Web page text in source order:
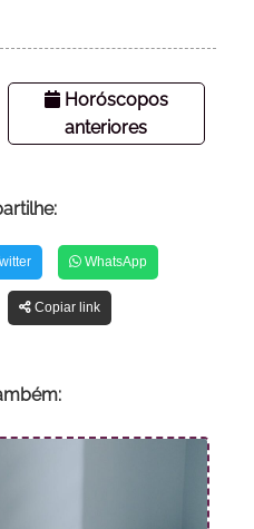
Horóscopos
anteriores
WhatsApp
Copiar link